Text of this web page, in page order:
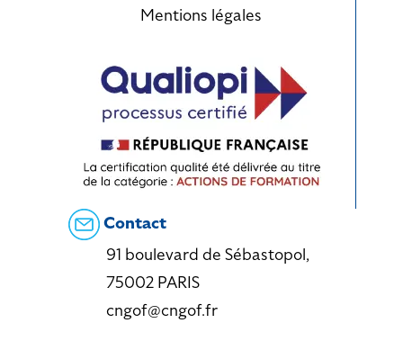
Mentions légales
Contact
91 boulevard de Sébastopol,
75002 PARIS
cngof@cngof.fr